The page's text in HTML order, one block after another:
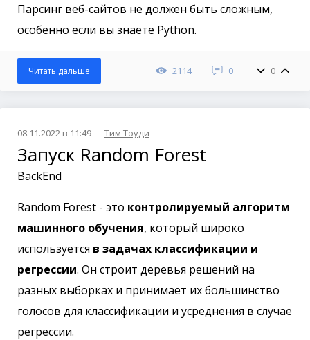
Парсинг веб-сайтов не должен быть сложным,
особенно если вы знаете Python.
2114 0 0
Читать дальше
08.11.2022 в 11:49 Тим Тоуди
Запуск Random Forest
BackEnd
Random Forest - это контролируемый алгоритм
машинного обучения, который широко
используется в задачах классификации и
регрессии. Он строит деревья решений на
разных выборках и принимает их большинство
голосов для классификации и усреднения в случае
регрессии.